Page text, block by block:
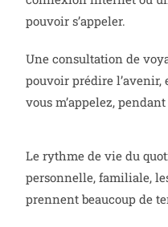
pouvoir s’appeler.
Une consultation de
pouvoir prédire l’avenir,
vous m’appelez,
Le rythme de vie du
personnelle, familiale,
prennent beaucoup de